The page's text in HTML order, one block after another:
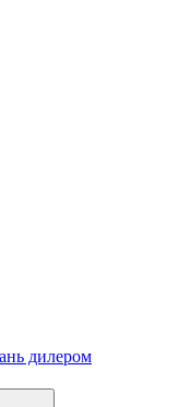
дилером